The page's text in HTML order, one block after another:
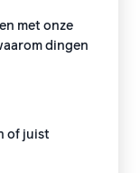
met onze
dingen
of juist